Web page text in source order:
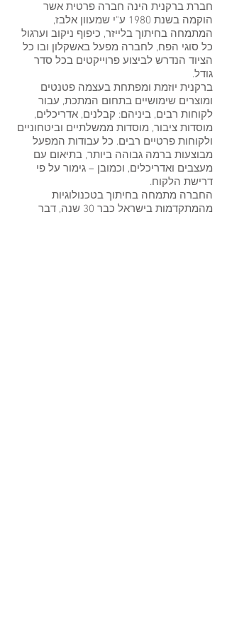
חברת ברקנית הינה חברה פרטית אשר
הוקמה בשנת 1980 ע"י שמעוון אלבז,
המתמחה בחיתוך בלייזר, כיפוף ניקוב וערגול
כל סוגי הפח, לחברה מפעל באשקלון ובו כל
הציוד הנדרש לביצוע פרוייקטים בכל סדר
גודל.
ברקנית יוזמת ומפתחת בעצמה פטנטים
ומוצרים שימושיים בתחום המתכת, עבור
לקוחות רבים, ביניהם: קבלנים, אדריכלים,
מוסדות ציבור, מוסדות ממשלתיים וביטחוניים
ולקוחות פרטיים רבים. כל עבודות המפעל
מבוצעות ברמה גבוהה ביותר, בתיאום עם
מעצבים ואדריכלים, וכמובן – גימור על פי
דרישת הלקוח.
החברה מתמחה בחיתוך בטכנולוגיות
מהמתקדמות בישראל כבר 30 שנה, דבר